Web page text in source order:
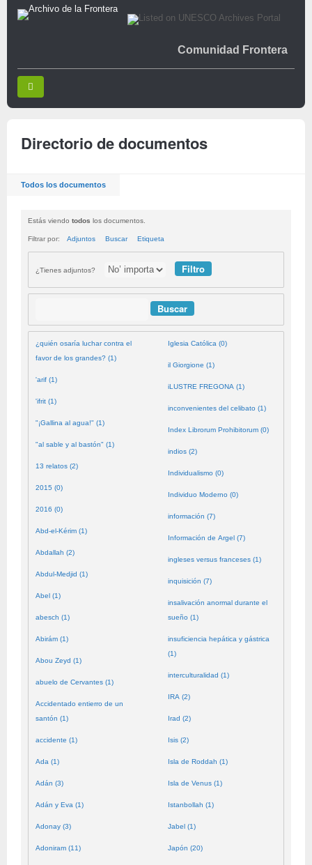
Comunidad Frontera
Directorio de documentos
Todos los documentos
Estás viendo todos los documentos.
Filtrar por: Adjuntos Buscar Etiqueta
¿Tienes adjuntos?
¿quién osaría luchar contra el
favor de los grandes? (1)
'arif (1)
'ifrit (1)
"¡Gallina al agua!" (1)
"al sable y al bastón" (1)
13 relatos (2)
2015 (0)
2016 (0)
Abd-el-Kérim (1)
Abdallah (2)
Abdul-Medjid (1)
Abel (1)
abesch (1)
Abirám (1)
Abou Zeyd (1)
abuelo de Cervantes (1)
Accidentado entierro de un
santón (1)
accidente (1)
Ada (1)
Adán (3)
Adán y Eva (1)
Adonay (3)
Adoniram (11)
Iglesia Católica (0)
il Giorgione (1)
iLUSTRE FREGONA (1)
inconvenientes del celibato (1)
Index Librorum Prohibitorum (0)
indios (2)
Individualismo (0)
Individuo Moderno (0)
información (7)
Información de Argel (7)
ingleses versus franceses (1)
inquisición (7)
insalivación anormal durante el
sueño (1)
insuficiencia hepática y gástrica
(1)
interculturalidad (1)
IRA (2)
Irad (2)
Isis (2)
Isla de Roddah (1)
Isla de Venus (1)
Istanbollah (1)
Jabel (1)
Japón (20)